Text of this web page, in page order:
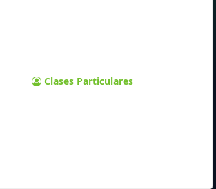
Clases Particulares